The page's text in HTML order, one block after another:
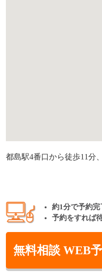
都島駅4番口から徒歩11分
約1分で予約完
予約をすれば
無料相談 WEB